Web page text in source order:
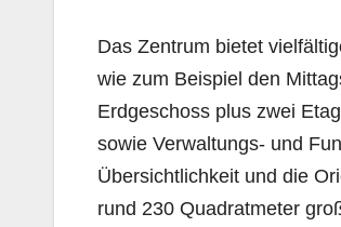
Das Zentrum bietet
wie zum Beispiel den
Erdgeschoss plus zwei
sowie Verwaltungs- und
Übersichtlichkeit und die
rund 230 Quadratmeter